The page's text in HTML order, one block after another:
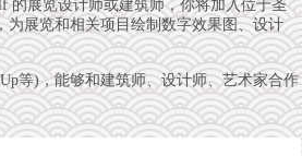
的展览设计师或建筑师，你将加入位于圣
为展览和相关项目绘制数字效果图、设计
等)，能够和建筑师、设计师、艺术家合作